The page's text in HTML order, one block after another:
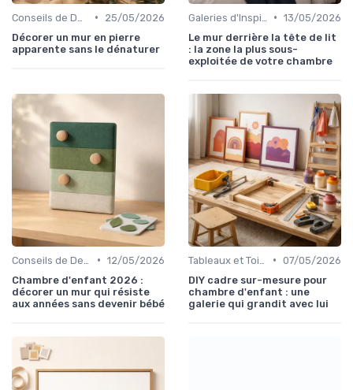
•
25/05/2026
Décorer un mur en pierre
apparente sans le dénaturer
• 13/05/2026
Le mur derrière la tête de lit
: la zone la plus sous-
exploitée de votre chambre
• 12/05/2026
Chambre d'enfant 2026 :
décorer un mur qui résiste
aux années sans devenir bébé
• 07/05/2026
DIY cadre sur-mesure pour
chambre d'enfant : une
galerie qui grandit avec lui